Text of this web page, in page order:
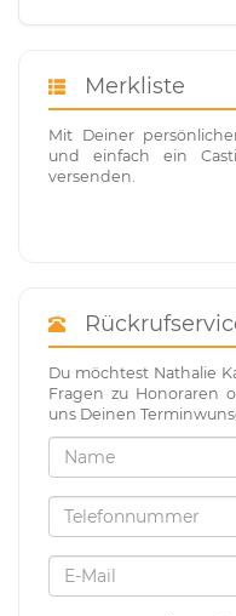
Merkliste
Mit Deiner
und einfach ein
versenden.
Du möchtest Nathalie
Fragen zu Honoraren
uns Deinen